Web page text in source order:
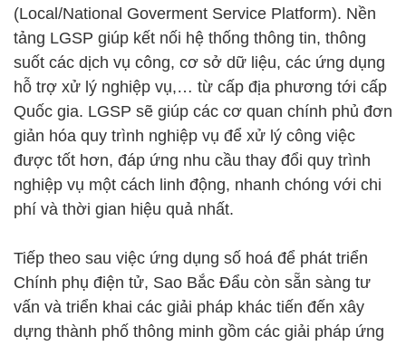
(Local/National Goverment Service Platform). Nền
tảng LGSP giúp kết nối hệ thống thông tin, thông
suốt các dịch vụ công, cơ sở dữ liệu, các ứng dụng
hỗ trợ xử lý nghiệp vụ,… từ cấp địa phương tới cấp
Quốc gia. LGSP sẽ giúp các cơ quan chính phủ đơn
giản hóa quy trình nghiệp vụ để xử lý công việc
được tốt hơn, đáp ứng nhu cầu thay đổi quy trình
nghiệp vụ một cách linh động, nhanh chóng với chi
phí và thời gian hiệu quả nhất.
Tiếp theo sau việc ứng dụng số hoá để phát triển
Chính phụ điện tử, Sao Bắc Đẩu còn sẵn sàng tư
vấn và triển khai các giải pháp khác tiến đến xây
dựng thành phố thông minh gồm các giải pháp ứng